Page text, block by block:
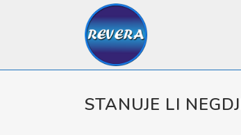
STANUJE LI